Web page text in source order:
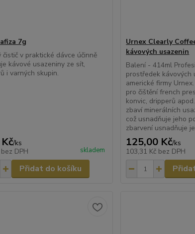
7g
čistič v praktické dávce účinně
kávové usazeniny ze sít,
i varných skupin.
/ks
bez DPH skladem
Přidat do košíku
Urnex Clearly
kávových usazenin
Balení - 414ml
prostředek kávových
americké firmy
pro čištění french
konvic, dripperů
zbaví minerálních
což usnadňuje jeho
zbarvení usnadňuje
125,00 Kč/ks
103,31 Kč bez DPH